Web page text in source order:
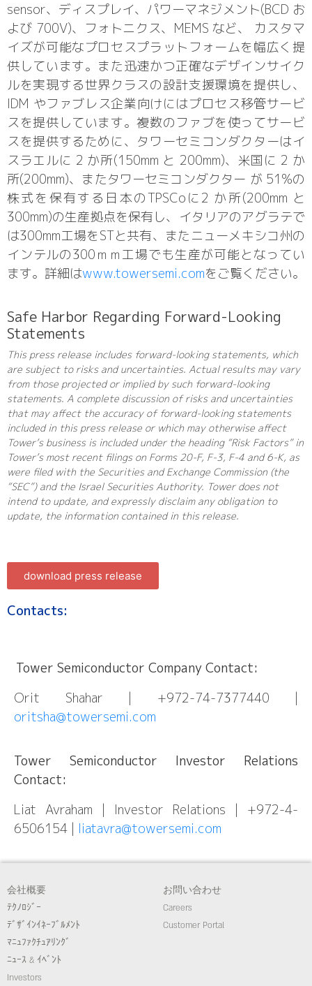
sensor、ディスプレイ、パワーマネジメント(BCD お
よび 700V)、フォトニクス、MEMS など、 カスタマ
イズが可能なプロセスプラットフォームを幅広く提
供しています。また迅速かつ正確なデザインサイク
ルを実現する世界クラスの設計支援環境を提供し、
IDM やファブレス企業向けにはプロセス移管サービ
スを提供しています。複数のファブを使ってサービ
スを提供するために、タワーセミコンダクターはイ
スラエルに 2 か所(150mm と 200mm)、米国に 2 か
所(200mm)、またタワーセミコンダクター が 51%の
株式を保有する日本のTPSCoに2 か所(200mm と
300mm)の生産拠点を保有し、イタリアのアグラテで
は300mm工場をSTと共有、またニューメキシコ州の
インテルの300ｍｍ工場でも生産が可能となってい
ます。詳細はwww.towersemi.comをご覧ください。
Safe Harbor Regarding Forward-Looking
Statements
This press release includes forward-looking statements, which
are subject to risks and uncertainties. Actual results may vary
from those projected or implied by such forward-looking
statements. A complete discussion of risks and uncertainties
that may affect the accuracy of forward-looking statements
included in this press release or which may otherwise affect
Tower’s business is included under the heading “Risk Factors” in
Tower’s most recent filings on Forms 20-F, F-3, F-4 and 6-K, as
were filed with the Securities and Exchange Commission (the
“SEC”) and the Israel Securities Authority. Tower does not
intend to update, and expressly disclaim any obligation to
update, the information contained in this release.
download press release
Contacts:
Tower Semiconductor Company Contact:
Orit Shahar | +972-74-7377440 |
oritsha@towersemi.com
Tower Semiconductor Investor Relations
Contact:
Liat Avraham | Investor Relations | +972-4-
6506154 | liatavra@towersemi.com
会社概要
ﾃｸﾉﾛｼﾞｰ
ﾃﾞｻﾞｲﾝｲﾈｰﾌﾞﾙﾒﾝﾄ
ﾏﾆｭﾌｧｸﾁｭｱﾘﾝｸﾞ
ﾆｭｰｽ & ｲﾍﾞﾝﾄ
Investors
お問い合わせ
Careers
Customer Portal